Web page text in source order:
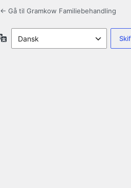
← Gå til Gramkow Familiebehandling
Sprog